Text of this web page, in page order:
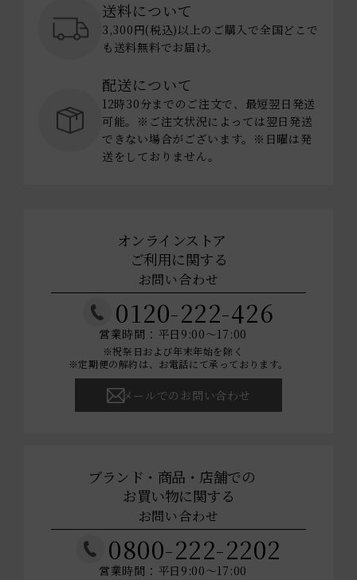
送料について
3,300円(税込)以上のご購入で全国どこで
も送料無料でお届け。
配送について
12時30分までのご注文で、最短翌日発送
可能。※ご注文状況によっては翌日発送
できない場合がございます。※日曜は発
送をしておりません。
オンラインストア
ご利用に関する
お問い合わせ
0120-222-426
営業時間：平日9:00～17:00
※祝祭日および年末年始を除く
※定期便の解約は、お電話にて承っております。
メールでのお問い合わせ
ブランド・商品・店舗での
お買い物に関する
お問い合わせ
0800-222-2202
営業時間：平日9:00～17:00